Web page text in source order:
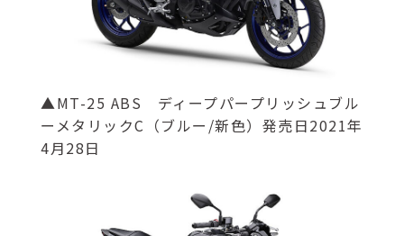
▲MT-25 ABS ディープパープリッシュブル
ーメタリックC（ブルー/新色）発売日2021年
4月28日